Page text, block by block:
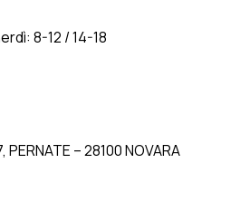
8-12 / 14-18
PERNATE – 28100 NOVARA